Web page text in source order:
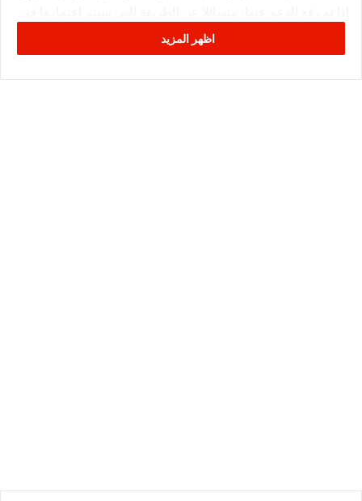
تحديد هذه الطبقة ومن سيتم الإبقاء على تقديم الدعم له وبأي آلية
سيتحصل على هذا الدعم .
اظهر المزيد